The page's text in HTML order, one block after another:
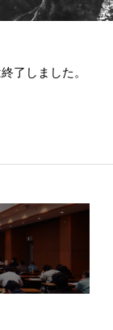
了しました。